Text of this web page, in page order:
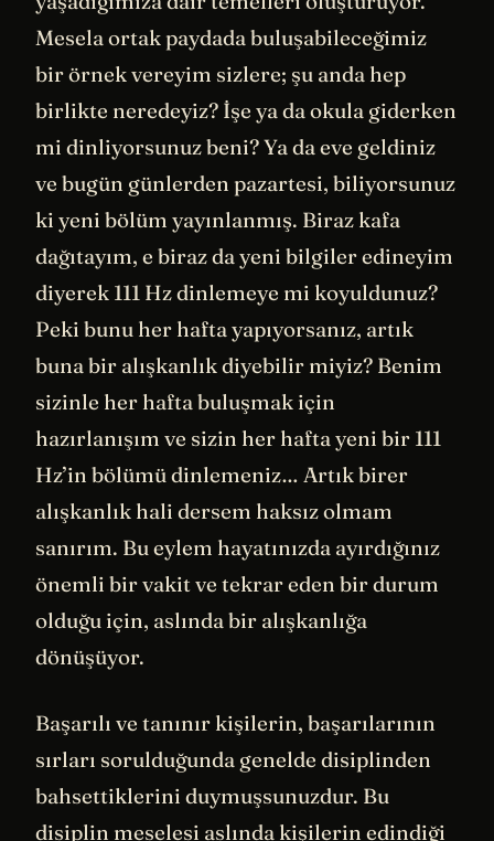
Mesela ortak paydada buluşabileceğimiz
bir örnek vereyim sizlere; şu anda hep
birlikte neredeyiz? İşe ya da okula giderken
mi dinliyorsunuz beni? Ya da eve geldiniz
ve bugün günlerden pazartesi, biliyorsunuz
ki yeni bölüm yayınlanmış. Biraz kafa
dağıtayım, e biraz da yeni bilgiler edineyim
diyerek 111 Hz dinlemeye mi koyuldunuz?
Peki bunu her hafta yapıyorsanız, artık
buna bir alışkanlık diyebilir miyiz? Benim
sizinle her hafta buluşmak için
hazırlanışım ve sizin her hafta yeni bir 111
Hz’in bölümü dinlemeniz… Artık birer
alışkanlık hali dersem haksız olmam
sanırım. Bu eylem hayatınızda ayırdığınız
önemli bir vakit ve tekrar eden bir durum
olduğu için, aslında bir alışkanlığa
dönüşüyor.
Başarılı ve tanınır kişilerin, başarılarının
sırları sorulduğunda genelde disiplinden
bahsettiklerini duymuşsunuzdur. Bu
disiplin meselesi aslında kişilerin edindiği